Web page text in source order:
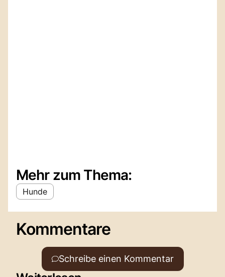
Mehr zum Thema:
Hunde
Kommentare
Schreibe einen Kommentar